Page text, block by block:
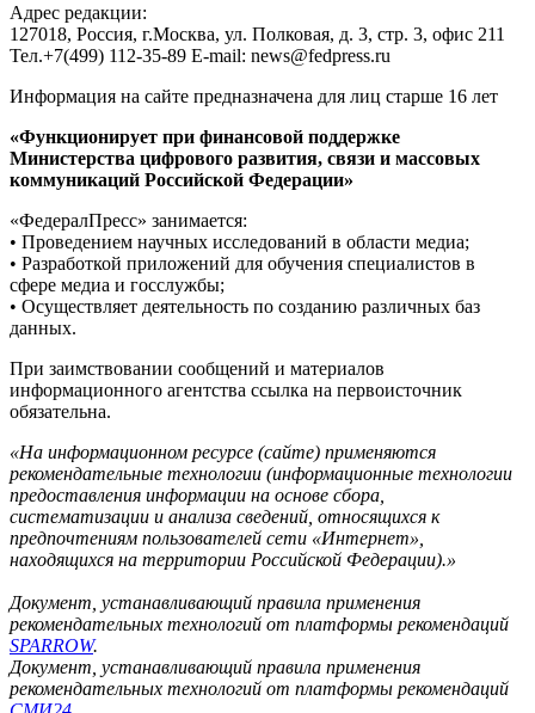
Адрес редакции:
127018, Россия, г.Москва, ул. Полковая, д. 3, стр. 3, офис 211
Тел.+7(499) 112-35-89 E-mail: news@fedpress.ru
Информация на сайте предназначена для лиц старше 16 лет
«Функционирует при финансовой поддержке
Министерства цифрового развития, связи и массовых
коммуникаций Российской Федерации»
«ФедералПресс» занимается:
• Проведением научных исследований в области медиа;
• Разработкой приложений для обучения специалистов в
сфере медиа и госслужбы;
• Осуществляет деятельность по созданию различных баз
данных.
При заимствовании сообщений и материалов
информационного агентства ссылка на первоисточник
обязательна.
«На информационном ресурсе (сайте) применяются
рекомендательные технологии (информационные технологии
предоставления информации на основе сбора,
систематизации и анализа сведений, относящихся к
предпочтениям пользователей сети «Интернет»,
находящихся на территории Российской Федерации).»
Документ, устанавливающий правила применения
рекомендательных технологий от платформы рекомендаций
SPARROW.
Документ, устанавливающий правила применения
рекомендательных технологий от платформы рекомендаций